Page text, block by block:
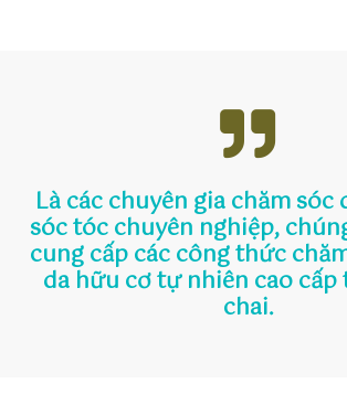
Là các chuyên gia chăm sóc
sóc tóc chuyên nghiệp,
cung cấp các công thức
da hữu cơ tự nhiên cao
chai.